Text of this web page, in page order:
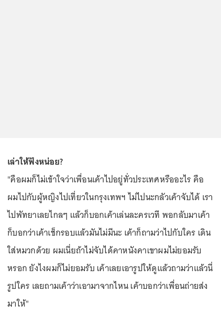
เล่าให้ฟังหน่อย?
"คือผมก็ไม่เข้าใจว่าเพื่อนเค้าไปอยู่ทั่วประเทศหรืออะไร คือ
ผมไปกับผู้หญิงไปเที่ยวในกรุงเทพฯ ไม่ไปนะกลัวเค้าจับได้ เรา
ไปพัทยาเลยไกลๆ แล้วก็บอกเค้าเล่นละครเวที พอกลับมาเค้า
ก็บอกว่าเค้าเช็กรอบแล้วมันไม่มีนะ เค้าก็ถามว่าไปกับใคร เดิน
ใส่หมวกด้วย ผมเนี่ยถ้าไม่จับได้คาหนังคาเขาผมไม่ยอมรับ
หรอก ยังไงผมก็ไม่ยอมรับ เค้าเลยเอารูปให้ดูแล้วถามว่าแล้วนี่
รูปใคร เลยถามเค้าว่าเอามาจากไหน เค้าบอกว่าเพื่อนถ่ายส่ง
มาให้"